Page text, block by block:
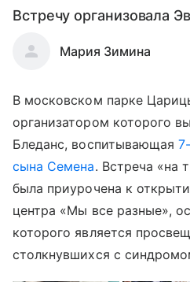
Встречу организовала
Мария Зимина
В московском парке
организатором которого
Бледанс, воспитывающая
сына Семена. Встреча «на
была приурочена к
центра «Мы все разные»,
которого является
столкнувшихся с